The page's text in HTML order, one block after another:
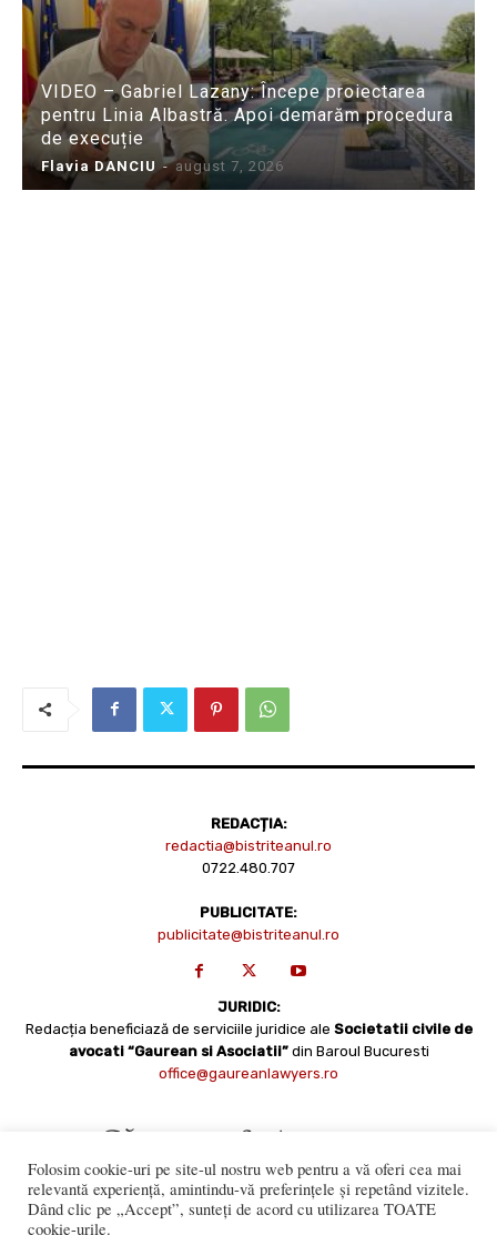
VIDEO – Gabriel Lazany: Începe proiectarea
pentru Linia Albastră. Apoi demarăm procedura
de execuție
Flavia DANCIU - august 7, 2026
REDACȚIA:
redactia@bistriteanul.ro
0722.480.707
PUBLICITATE:
publicitate@bistriteanul.ro
JURIDIC:
Redacția beneficiază de serviciile juridice ale Societatii civile de
avocati “Gaurean si Asociatii” din Baroul Bucuresti
office@gaureanlawyers.ro
Folosim cookie-uri pe site-ul nostru web pentru a vă oferi cea mai
relevantă experiență, amintindu-vă preferințele și repetând vizitele.
Dând clic pe „Accept”, sunteți de acord cu utilizarea TOATE
cookie-urile.